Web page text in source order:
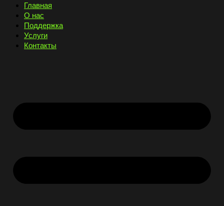
Главная
О нас
Поддержка
Услуги
Контакты